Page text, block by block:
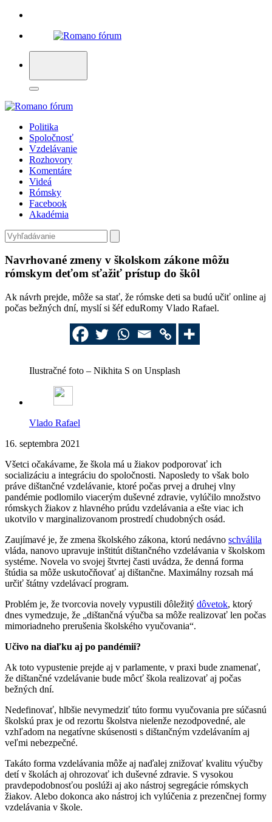
Politika
Spoločnosť
Vzdelávanie
Rozhovory
Komentáre
Videá
Rómsky
Facebook
Akadémia
Navrhované zmeny v školskom zákone môžu
rómskym deťom sťažiť prístup do škôl
Ak návrh prejde, môže sa stať, že rómske deti sa budú učiť online aj
počas bežných dní, myslí si šéf eduRomy Vlado Rafael.
Ilustračné foto – Nikhita S on Unsplash
Vlado Rafael
16. septembra 2021
Všetci očakávame, že škola má u žiakov podporovať ich
socializáciu a integráciu do spoločnosti. Naposledy to však bolo
práve dištančné vzdelávanie, ktoré počas prvej a druhej vlny
pandémie podlomilo viacerým duševné zdravie, vylúčilo množstvo
rómskych žiakov z hlavného prúdu vzdelávania a ešte viac ich
ukotvilo v marginalizovanom prostredí chudobných osád.
Zaujímavé je, že zmena školského zákona, ktorú nedávno schválila
vláda, nanovo upravuje inštitút dištančného vzdelávania v školskom
systéme. Novela vo svojej štvrtej časti uvádza, že denná forma
štúdia sa môže uskutočňovať aj dištančne. Maximálny rozsah má
určiť štátny vzdelávací program.
Problém je, že tvorcovia novely vypustili dôležitý dôvetok, ktorý
dnes vymedzuje, že „dištančná výučba sa môže realizovať len počas
mimoriadneho prerušenia školského vyučovania“.
Učivo na diaľku aj po pandémii?
Ak toto vypustenie prejde aj v parlamente, v praxi bude znamenať,
že dištančné vzdelávanie bude môcť škola realizovať aj počas
bežných dní.
Nedefinovať, hlbšie nevymedziť túto formu vyučovania pre súčasnú
školskú prax je od rezortu školstva nielenže nezodpovedné, ale
vzhľadom na negatívne skúsenosti s dištančným vzdelávaním aj
veľmi nebezpečné.
Takáto forma vzdelávania môže aj naďalej znižovať kvalitu výučby
detí v školách aj ohrozovať ich duševné zdravie. S vysokou
pravdepodobnosťou poslúži aj ako nástroj segregácie rómskych
žiakov. Alebo dokonca ako nástroj ich vylúčenia z prezenčnej formy
vzdelávania v škole.